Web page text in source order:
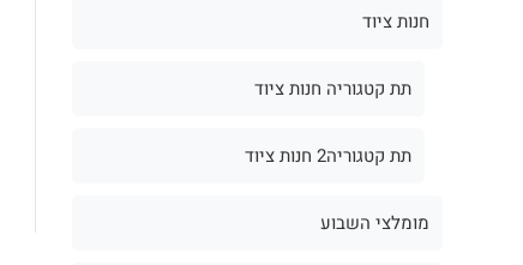
חנות ציוד
תת קטגוריה חנות ציוד
תת קטגוריה2 חנות ציוד
מומלצי השבוע